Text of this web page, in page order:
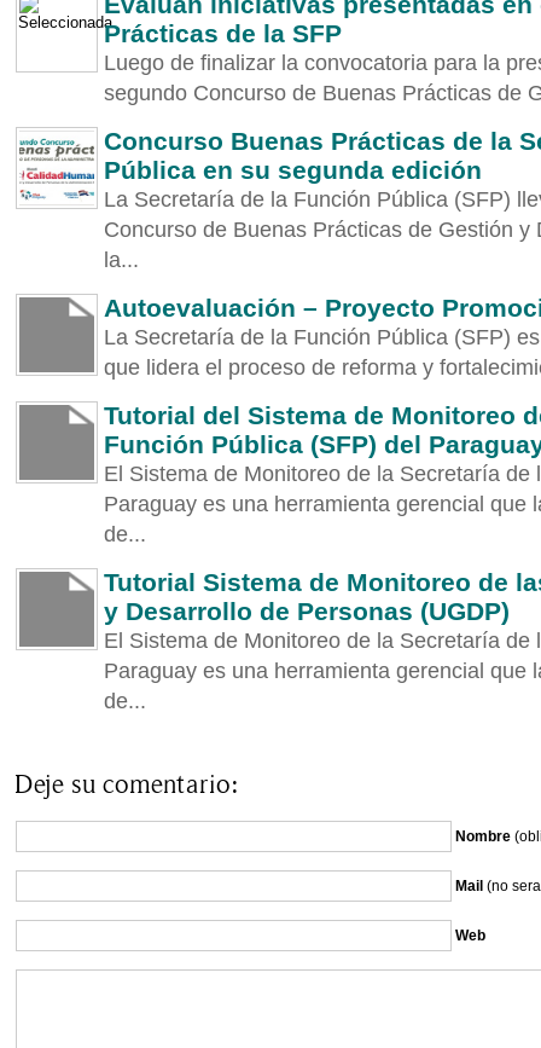
Prácticas de la SFP
Luego de finalizar la convocatoria para la
segundo Concurso de Buenas Prácticas de
Concurso Buenas Prácticas de la
Pública en su segunda edición
La Secretaría de la Función Pública (SFP)
Concurso de Buenas Prácticas de Gestión
la...
Autoevaluación – Proyecto
La Secretaría de la Función Pública (SFP)
que lidera el proceso de reforma y
Tutorial del Sistema de Monitoreo
Función Pública (SFP) del
El Sistema de Monitoreo de la Secretaría
Paraguay es una herramienta gerencial que
de...
Tutorial Sistema de Monitoreo de
y Desarrollo de Personas (UGDP)
El Sistema de Monitoreo de la Secretaría
Paraguay es una herramienta gerencial que
de...
Deje su comentario:
Nombre
Mail (no
Web